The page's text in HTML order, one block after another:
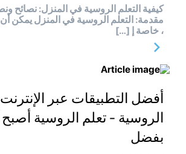
كيفية التعلم الروسية في المنزل: نصائح
مقدمة: التعلم الروسية في المنزل يمكن
، خاصة إ […]
أفضل التطبيقات عبر
الروسية - تعلم الروسية
بفضل